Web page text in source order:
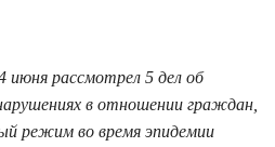
июня рассмотрел 5 дел об
в отношении граждан,
режим во время эпидемии